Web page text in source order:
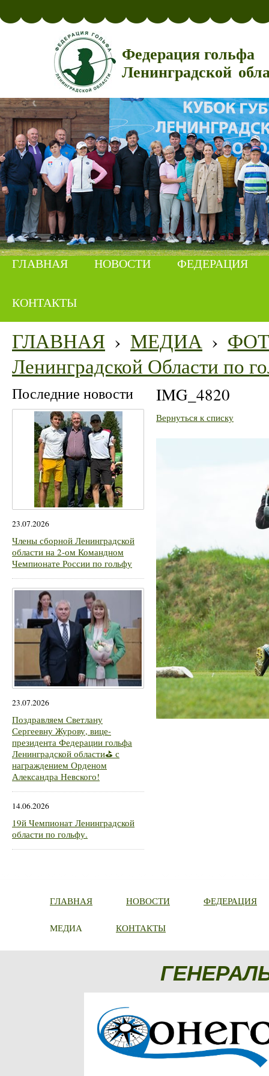
Федерация гольфа
Ленинградской
ГЛАВНАЯ НОВОСТИ ФЕДЕРАЦИЯ
КОНТАКТЫ
ГЛАВНАЯ › МЕДИА ›
Ленинградской Области по
Последние новости
23.07.2026
Члены сборной Ленинградской
области на 2-ом Командном
Чемпионате России по гольфу
23.07.2026
Поздравляем Светлану
Сергеевну Журову, вице-
президента Федерации гольфа
Ленинградской области⛳ с
награждением Орденом
Александра Невского!
14.06.2026
19й Чемпионат Ленинградской
области по гольфу.
IMG_4820
Вернуться к списку
ГЛАВНАЯ НОВОСТИ ФЕДЕРАЦИЯ
МЕДИА КОНТАКТЫ